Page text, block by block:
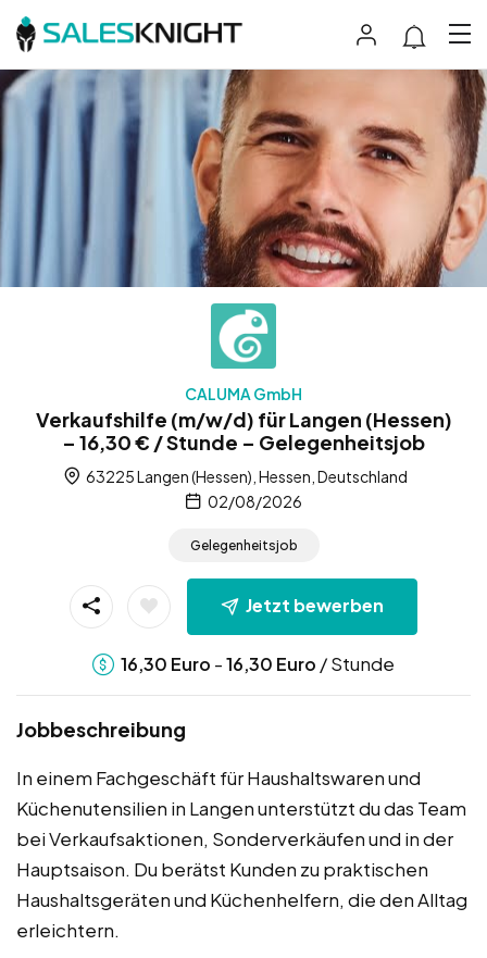
CALUMA GmbH
Verkaufshilfe (m/w/d) für Langen (Hessen)
– 16,30 € / Stunde – Gelegenheitsjob
63225 Langen (Hessen), Hessen, Deutschland
02/08/2026
Gelegenheitsjob
Jetzt bewerben
16,30 Euro -16,30 Euro / Stunde
Jobbeschreibung
In einem Fachgeschäft für Haushaltswaren und
Küchenutensilien in Langen unterstützt du das Team
bei Verkaufsaktionen, Sonderverkäufen und in der
Hauptsaison. Du berätst Kunden zu praktischen
Haushaltsgeräten und Küchenhelfern, die den Alltag
erleichtern.